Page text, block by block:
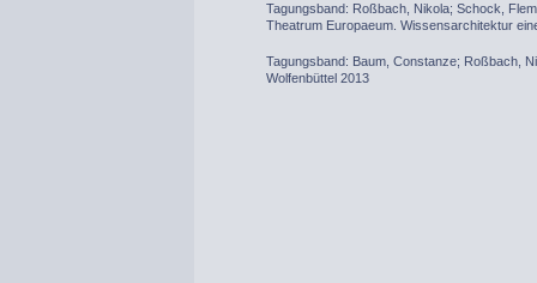
Tagungsband: Roßbach, Nikola; Schock,
Theatrum Europaeum. Wissensarchitektur
Tagungsband: Baum, Constanze; Roßbach,
Wolfenbüttel 2013